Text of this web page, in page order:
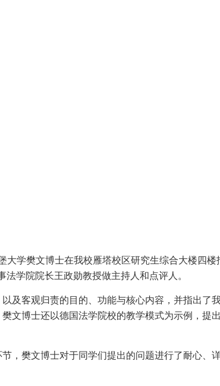
学樊文博士在我校雁塔校区研究生综合大楼四
学院院长王政勋教授做主持人和点评人。
及客观归责的目的、功能与核心内容，并指出了
文博士还以德国法学院校的教学模式为示例，提
，樊文博士对于同学们提出的问题进行了耐心、详